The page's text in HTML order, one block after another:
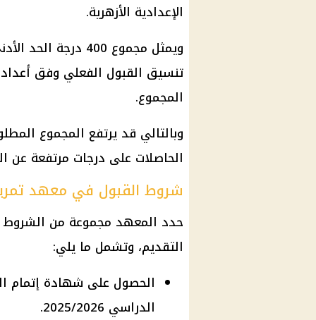
الإعدادية الأزهرية.
ويمثل مجموع 400
تنسيق القبول الفعلي وفق أعداد
المجموع.
وبالتالي قد يرتفع المجموع
الحاصلات على درجات مرتفعة عن
شروط القبول في معهد
حدد المعهد مجموعة من الشروط
التقديم، وتشمل ما يلي:
الحصول على شهادة إتمام
الدراسي 2025/2026.